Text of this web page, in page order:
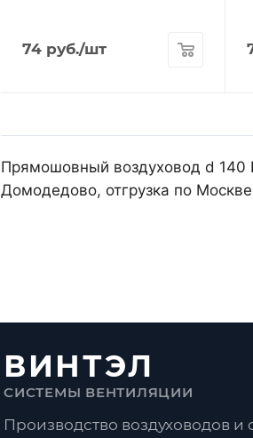
74 руб./шт
Прямошовный воздуховод d 140
Домодедово, отгрузка по
ВИНТЭЛ
СИСТЕМЫ ВЕНТИЛЯЦИИ
Производство воздуховодов